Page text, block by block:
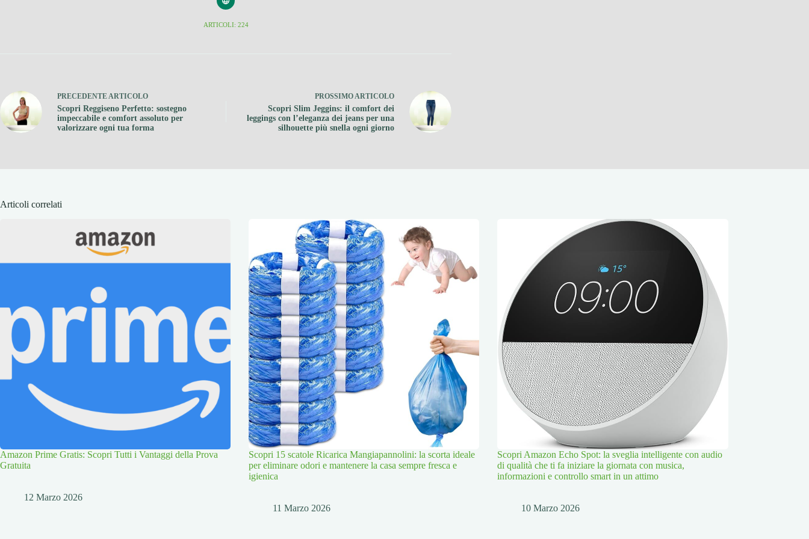
ARTICOLI: 224
PRECEDENTEARTICOLO
Scopri Reggiseno Perfetto: sostegno
impeccabile e comfort assoluto per
valorizzare ogni tua forma
PROSSIMOARTICOLO
Scopri Slim Jeggins: il comfort dei
leggings con l’eleganza dei jeans per una
silhouette più snella ogni giorno
Articoli correlati
Amazon Prime Gratis: Scopri Tutti i Vantaggi della Prova
Gratuita
12 Marzo 2026
Scopri 15 scatole Ricarica Mangiapannolini: la scorta ideale
per eliminare odori e mantenere la casa sempre fresca e
igienica
11 Marzo 2026
Scopri Amazon Echo Spot: la sveglia intelligente con audio
di qualità che ti fa iniziare la giornata con musica,
informazioni e controllo smart in un attimo
10 Marzo 2026